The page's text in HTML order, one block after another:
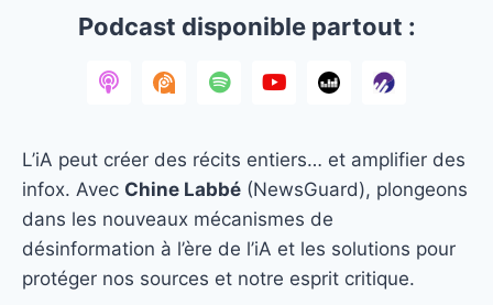
Podcast disponible partout :
L’iA peut créer des récits entiers… et amplifier des
infox. Avec Chine Labbé (NewsGuard), plongeons
dans les nouveaux mécanismes de
désinformation à l’ère de l’iA et les solutions pour
protéger nos sources et notre esprit critique.